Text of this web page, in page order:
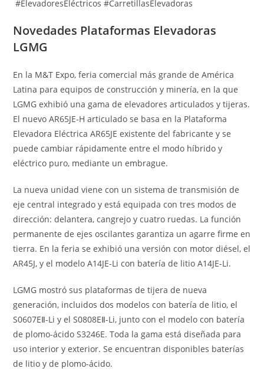
#ElevadoresEléctricos #CarretillasElevadoras
Novedades Plataformas Elevadoras
LGMG
En la M&T Expo, feria comercial más grande de América
Latina para equipos de construcción y minería, en la que
LGMG exhibió una gama de elevadores articulados y tijeras.
El nuevo AR65JE-H articulado se basa en la Plataforma
Elevadora Eléctrica AR65JE existente del fabricante y se
puede cambiar rápidamente entre el modo híbrido y
eléctrico puro, mediante un embrague.
La nueva unidad viene con un sistema de transmisión de
eje central integrado y está equipada con tres modos de
dirección: delantera, cangrejo y cuatro ruedas. La función
permanente de ejes oscilantes garantiza un agarre firme en
tierra. En la feria se exhibió una versión con motor diésel, el
AR45J, y el modelo A14JE-Li con batería de litio A14JE-Li.
LGMG mostró sus plataformas de tijera de nueva
generación, incluidos dos modelos con batería de litio, el
S0607EⅡ-Li y el S0808EⅡ-Li, junto con el modelo con batería
de plomo-ácido S3246E. Toda la gama está diseñada para
uso interior y exterior. Se encuentran disponibles baterías
de litio y de plomo-ácido.